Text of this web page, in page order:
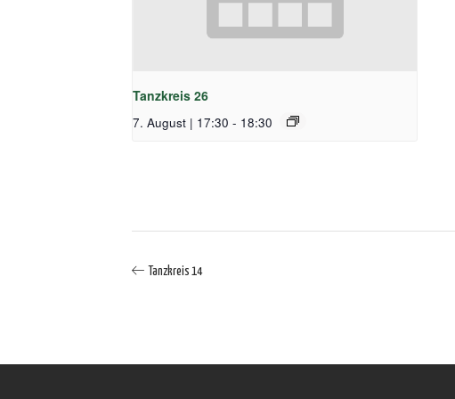
Tanzkreis 26
7. August | 17:30 - 18:30
Tanzkreis 14